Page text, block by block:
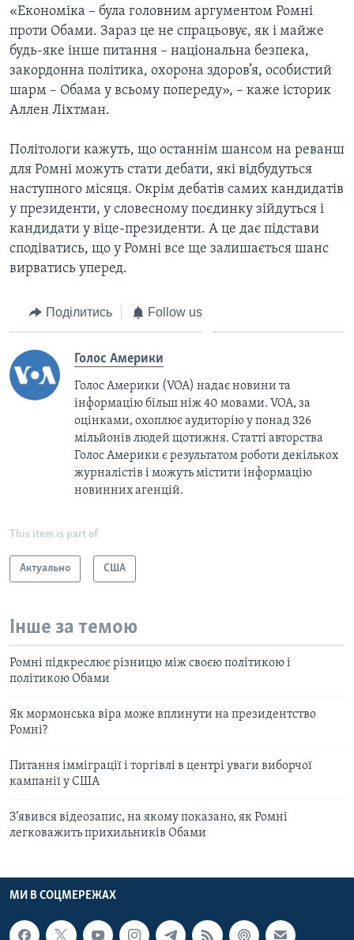
«Економіка – була головним аргументом Ромні
проти Обами. Зараз це не спрацьовує, як і майже
будь-яке інше питання – національна безпека,
закордонна політика, охорона здоров’я, особистий
шарм – Обама у всьому попереду», – каже історик
Аллен Ліхтман.
Політологи кажуть, що останнім шансом на реванш
для Ромні можуть стати дебати, які відбудуться
наступного місяця. Окрім дебатів самих кандидатів
у президенти, у словесному поєдинку зійдуться і
кандидати у віце-президенти. А це дає підстави
сподіватись, що у Ромні все ще залишається шанс
вирватись уперед.
Поділитись Follow us
Голос Америки
Голос Америки (VOA) надає новини та
інформацію більш ніж 40 мовами. VOA, за
оцінками, охоплює аудиторію у понад 326
мільйонів людей щотижня. Статті авторства
Голос Америки є результатом роботи декількох
журналістів і можуть містити інформацію
новинних агенцій.
This item is part of
Актуально США
Інше за темою
Ромні підкреслює різницю між своєю політикою і
політикою Обами
Як мормонська віра може вплинути на президентство
Ромні?
Питання імміграції і торгівлі в центрі уваги виборчої
кампанії у США
З’явився відеозапис, на якому показано, як Ромні
легковажить прихильників Обами
МИ В СОЦМЕРЕЖАХ